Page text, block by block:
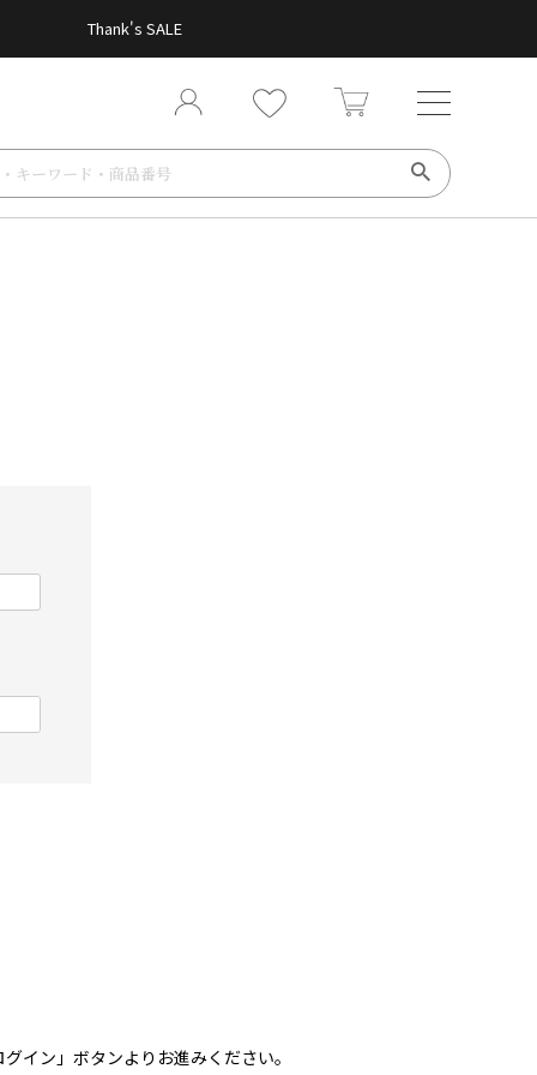
Thank's SALE
イン」ボタンよりお進みください。